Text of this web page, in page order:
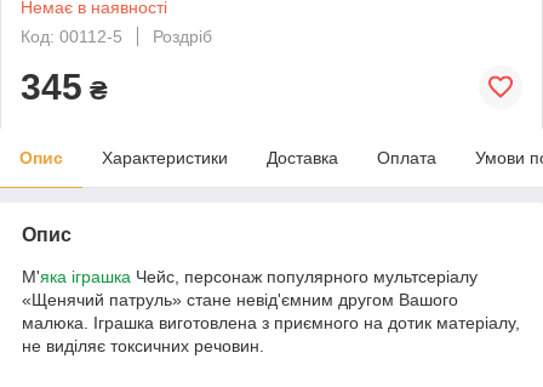
Немає в наявності
Код: 00112-5
Роздріб
345 ₴
Опис Характеристики Доставка Оплата Умови
Опис
М'яка іграшка Чейс, персонаж популярного мультсеріалу
«Щенячий патруль» стане невід'ємним другом Вашого
малюка. Іграшка виготовлена з приємного на дотик матеріалу,
не виділяє токсичних речовин.